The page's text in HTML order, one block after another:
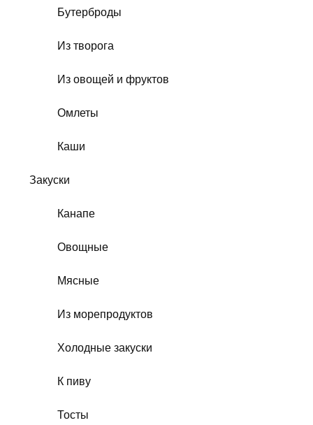
Бутерброды
Из творога
Из овощей и фруктов
Омлеты
Каши
Закуски
Канапе
Овощные
Мясные
Из морепродуктов
Холодные закуски
К пиву
Тосты